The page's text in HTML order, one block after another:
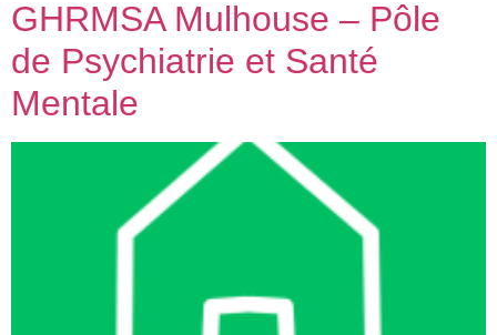
GHRMSA Mulhouse – Pôle
de Psychiatrie et Santé
Mentale